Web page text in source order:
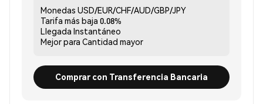
Monedas USD/EUR/CHF/AUD/GBP/JPY
Tarifa más baja 0.08%
Llegada Instantáneo
Mejor para Cantidad mayor
Comprar con Transferencia Bancaria